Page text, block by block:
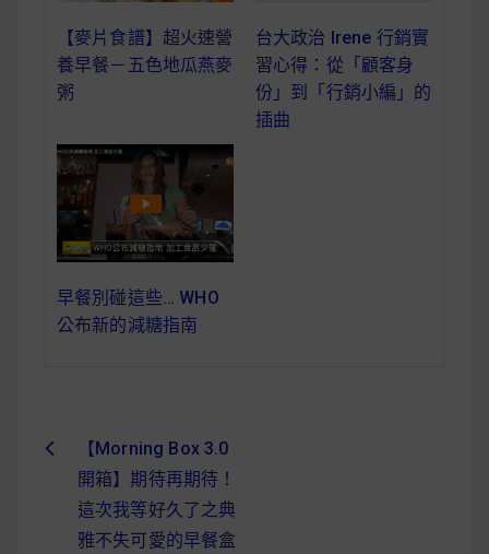
蔬食純素營養
純素料理食譜
【麥片食譜】超火速營
養早餐－五色地瓜燕麥
粥
台大政治 Irene 行銷實
習心得：從「顧客身
份」到「行銷小編」的
插曲
早餐別碰這些… WHO
公布新的減糖指南
文
【Morning Box 3.0
開箱】期待再期待！
這次我等好久了之典
雅不失可愛的早餐盒